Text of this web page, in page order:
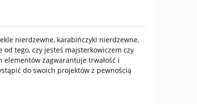
nierdzewne, karabińczyki nierdzewne,
tego, czy jesteś majsterkowiczem czy
zagwarantuje trwałość i
do swoich projektów z pewnością